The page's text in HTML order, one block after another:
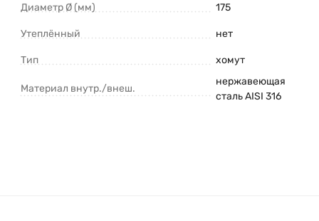
Диаметр Ø (мм) 175
Утеплённый нет
Тип хомут
Материал внутр./внеш.
нержавеющая
сталь AISI 316